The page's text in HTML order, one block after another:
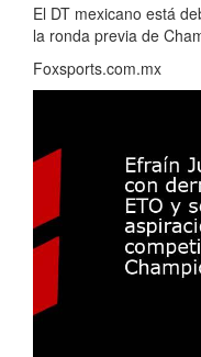
El DT mexicano está
la ronda previa de
Foxsports.com.mx